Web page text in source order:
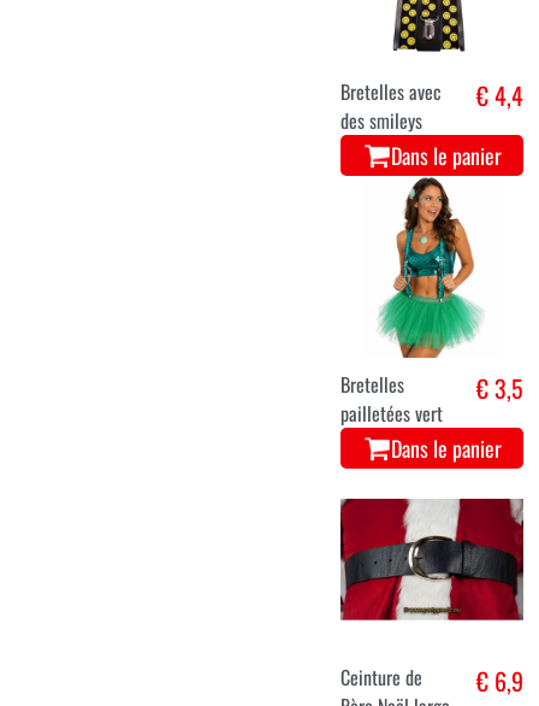
Bretelles avec
des smileys
€ 4,4
Dans le panier
Bretelles
pailletées vert
€ 3,5
Dans le panier
Ceinture de
€ 6,9